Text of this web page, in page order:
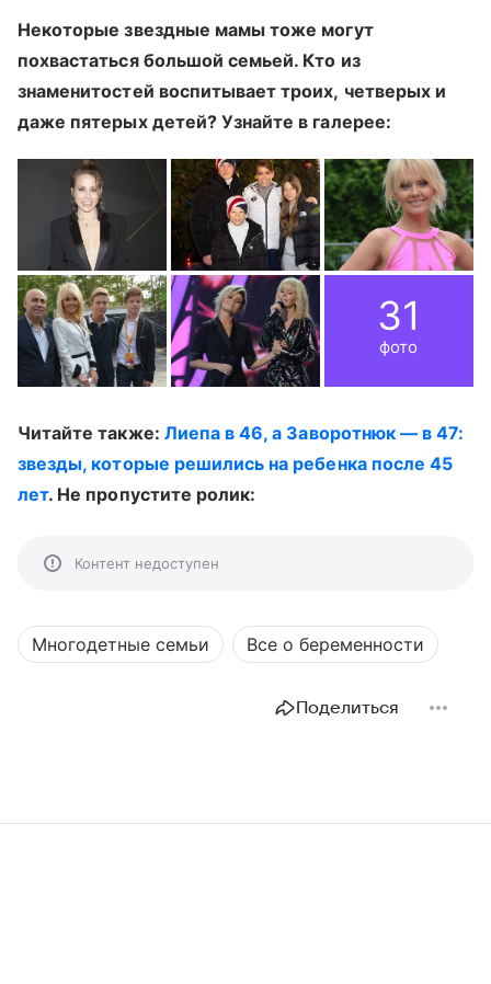
Некоторые звездные мамы тоже могут
похвастаться большой семьей. Кто из
знаменитостей воспитывает троих, четверых и
даже пятерых детей? Узнайте в галерее:
31
фото
Читайте также: Лиепа в 46, а Заворотнюк — в 47:
звезды, которые решились на ребенка после 45
лет. Не пропустите ролик:
Контент недоступен
Многодетные семьи Все о беременности
Поделиться